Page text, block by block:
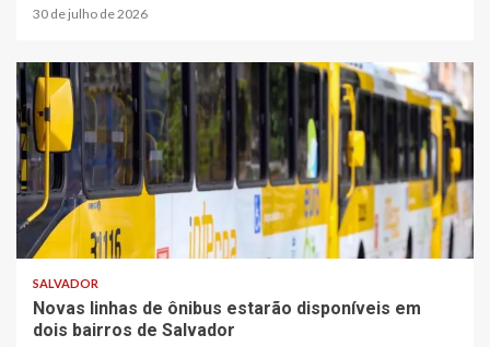
30 de julho de 2026
SALVADOR
Novas linhas de ônibus estarão disponíveis em
dois bairros de Salvador